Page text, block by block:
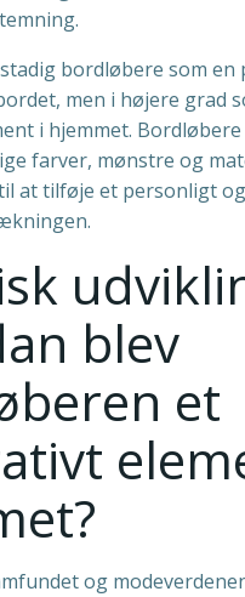
bordløbere som en
men i højere grad
i hjemmet. Bordløbere
farver, mønstre og
at tilføje et personligt
blev
et
og